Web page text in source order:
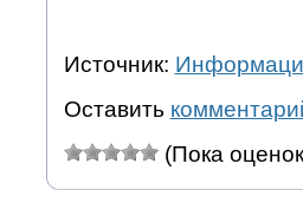
Источник:
Оставить
(Пока